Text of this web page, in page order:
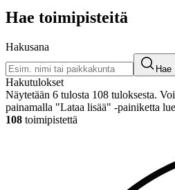
Hae toimipisteitä
Hakusana
Hae
Hakutulokset
Näytetään 6 tulosta 108 tuloksesta.
painamalla "Lataa lisää" -painiketta
108 toimipistettä